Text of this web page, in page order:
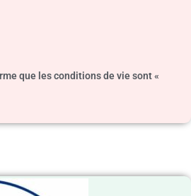
que les conditions de vie sont «